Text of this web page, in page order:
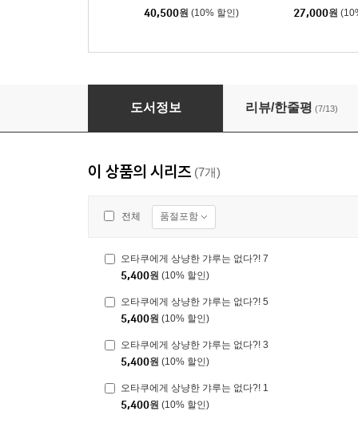
40,500원 (10% 할인) 27,000원
오타쿠에게 상냥한 갸루는 없다?! 1
도서정보 리뷰/한줄평 (7/13)
이 상품의 시리즈 (7개)
전체 품절포함
오타쿠에게 상냥한 갸루는 없다?! 7
5,400원 (10% 할인)
오타쿠에게 상냥한 갸루는 없다?! 5
5,400원 (10% 할인)
오타쿠에게 상냥한 갸루는 없다?! 3
5,400원 (10% 할인)
오타쿠에게 상냥한 갸루는 없다?! 1
5,400원 (10% 할인)